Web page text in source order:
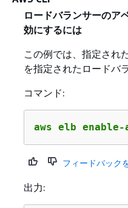
ロードバランサーのア
効にするには
この例では、指定され
を指定されたロードバ
コマンド:
aws elb
フィードバック
出力: